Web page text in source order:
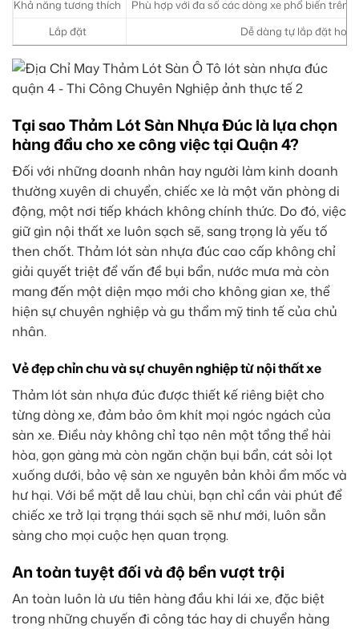
Khả năng tương thích
Phù hợp với đa số các dòng xe phổ biến trên
Lắp đặt
Dễ dàng tự lắp đặt
Tại sao Thảm Lót Sàn Nhựa Đúc là lựa chọn
hàng đầu cho xe công việc tại Quận 4?
Đối với những doanh nhân hay người làm kinh doanh
thường xuyên di chuyển, chiếc xe là một văn phòng di
động, một nơi tiếp khách không chính thức. Do đó, việc
giữ gìn nội thất xe luôn sạch sẽ, sang trọng là yếu tố
then chốt. Thảm lót sàn nhựa đúc cao cấp không chỉ
giải quyết triệt để vấn đề bụi bẩn, nước mưa mà còn
mang đến một diện mạo mới cho không gian xe, thể
hiện sự chuyên nghiệp và gu thẩm mỹ tinh tế của chủ
nhân.
Vẻ đẹp chỉn chu và sự chuyên nghiệp từ nội thất xe
Thảm lót sàn nhựa đúc được thiết kế riêng biệt cho
từng dòng xe, đảm bảo ôm khít mọi ngóc ngách của
sàn xe. Điều này không chỉ tạo nên một tổng thể hài
hòa, gọn gàng mà còn ngăn chặn bụi bẩn, cát sỏi lọt
xuống dưới, bảo vệ sàn xe nguyên bản khỏi ẩm mốc và
hư hại. Với bề mặt dễ lau chùi, bạn chỉ cần vài phút để
chiếc xe trở lại trạng thái sạch sẽ như mới, luôn sẵn
sàng cho mọi cuộc hẹn quan trọng.
An toàn tuyệt đối và độ bền vượt trội
An toàn luôn là ưu tiên hàng đầu khi lái xe, đặc biệt
trong những chuyến đi công tác hay di chuyển hàng